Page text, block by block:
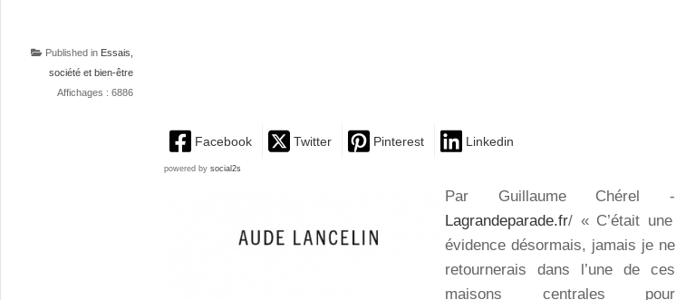
Published in Essais,
société et bien-être
Affichages : 6886
Facebook Twitter Pinterest Linkedin
powered by social2s
Par Guillaume Chérel -
Lagrandeparade.fr/ « C’était une
évidence désormais, jamais je ne
retournerais dans l’une de ces
maisons centrales pour